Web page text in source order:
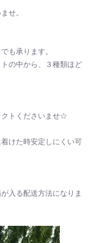
せ。
も承ります。
の中から、３種類ほど
クトくださいませ☆
けた時安定しにくい可
入る配送方法になりま